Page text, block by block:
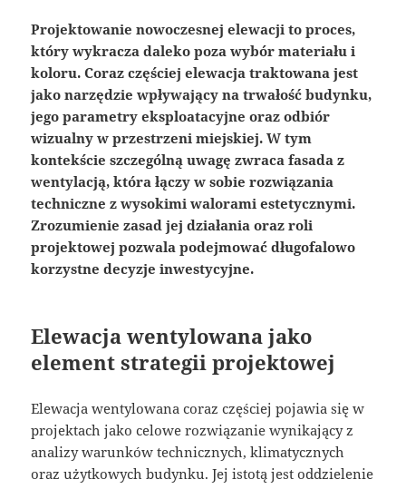
Projektowanie nowoczesnej elewacji to proces,
który wykracza daleko poza wybór materiału i
koloru. Coraz częściej elewacja traktowana jest
jako narzędzie wpływający na trwałość budynku,
jego parametry eksploatacyjne oraz odbiór
wizualny w przestrzeni miejskiej. W tym
kontekście szczególną uwagę zwraca fasada z
wentylacją, która łączy w sobie rozwiązania
techniczne z wysokimi walorami estetycznymi.
Zrozumienie zasad jej działania oraz roli
projektowej pozwala podejmować długofalowo
korzystne decyzje inwestycyjne.
Elewacja wentylowana jako
element strategii projektowej
Elewacja wentylowana coraz częściej pojawia się w
projektach jako celowe rozwiązanie wynikający z
analizy warunków technicznych, klimatycznych
oraz użytkowych budynku. Jej istotą jest oddzielenie